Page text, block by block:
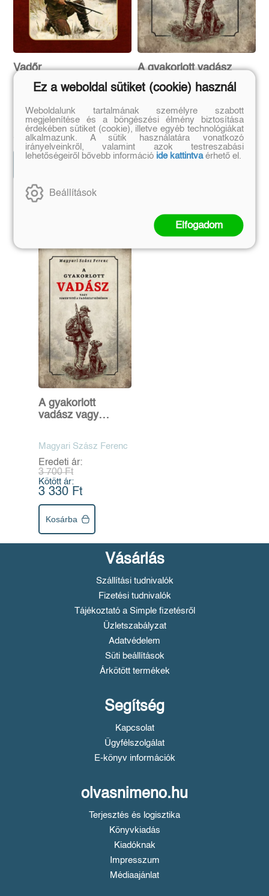
Vadőr
Hőnig István
Eredeti ár:
5 300 Ft
Kötött ár:
4 770 Ft
A gyakorlott vadász
vagy ismertető a
vadászat köréből
Magyari Szász Ferenc
Eredeti ár:
3 700 Ft
Kötött ár:
3 330 Ft
Szerző további művei
A gyakorlott
vadász vagy
Magyari Szász Ferenc
Eredeti ár:
3 700 Ft
Kötött ár:
3 330 Ft
Kosárba
Vásárlás
Szállítási tudnivalók
Fizetési tudnivalók
Tájékoztató a Simple fizetésről
Üzletszabályzat
Adatvédelem
Süti beállítások
Árkötött termékek
Segítség
Kapcsolat
Ügyfélszolgálat
E-könyv információk
olvasnimeno.hu
Terjesztés és logisztika
Könyvkiadás
Kiadóknak
Impresszum
Médiaajánlat
Ez a weboldal sütiket (cookie) használ
Weboldalunk tartalmának személyre szabott
megjelenítése és a böngészési élmény biztosítása
érdekében sütiket (cookie), illetve egyéb technológiákat
alkalmazunk. A sütik használatára vonatkozó
irányelveinkről, valamint azok testreszabási
lehetőségeiről bővebb információ ide kattintvaérhető el.
Beállítások
Elfogadom